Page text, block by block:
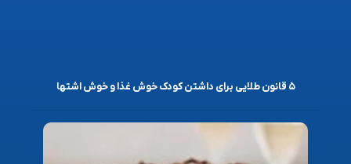
۵ قانون طلایی برای داشتن کودک خوش غذا و خوش اشتها